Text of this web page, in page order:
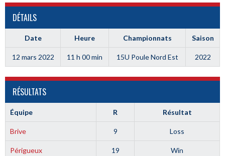
DÉTAILS
Date Heure Championnats Saison
12 mars 2022 11 h 00 min 15U Poule Nord Est 2022
RÉSULTATS
Équipe R Résultat
Brive 9 Loss
Périgueux 19 Win